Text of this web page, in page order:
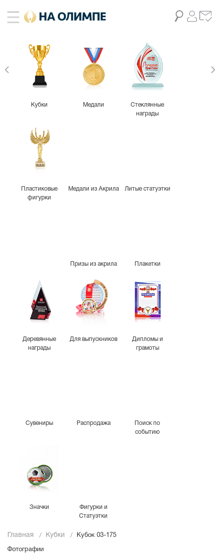
Кубки Медали
Стеклянные
награды
Пластиковые
фигурки
Медали из Акрила Литые статуэтки
Призы из акрила Плакетки
Деревянные
награды
Для выпускников
Дипломы и
грамоты
Сувениры Распродажа
Поиск по
событию
Значки
Фигурки и
Статуэтки
Главная Кубки Кубок 03-175
Фотографии